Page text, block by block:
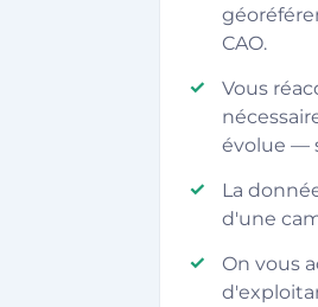
CAO.
Vous
évolue —
La
d'une
On vous